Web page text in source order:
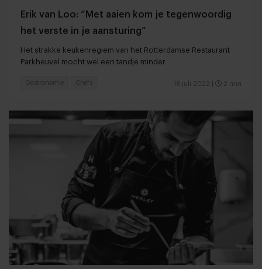
Erik van Loo: “Met aaien kom je tegenwoordig
het verste in je aansturing”
Het strakke keukenregiem van het Rotterdamse Restaurant
Parkheuvel mocht wel een tandje minder
18 juli 2022 2 min
Gastronomie Chefs